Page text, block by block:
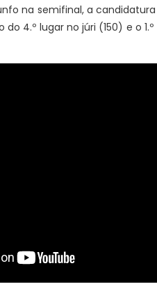
na semifinal, a
4.º lugar no júri (150) e o